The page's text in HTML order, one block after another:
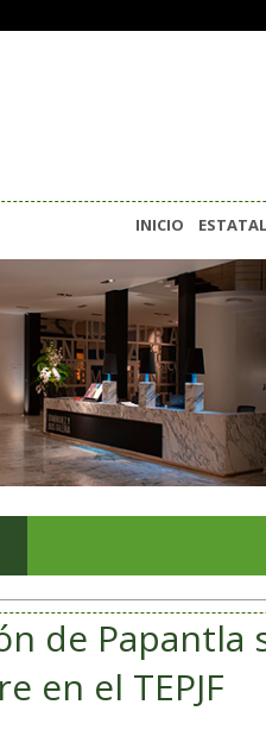
INICIO ESTATAL
de Papantla
en el TEPJF